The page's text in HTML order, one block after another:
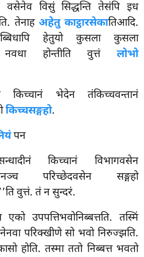
विसुं सिद्धन्ति तेसंपि इध
तेनाह अहेतु काट्ठारसेकातिआदि.
हेतुयो कुसला कुसला
नवधा होन्तीति वुत्तं लोभो
किच्चानं भेदेन तंकिच्चवन्तानं
किच्चसङ्गहो.
पन
किच्चानं विभागवसेन
परिच्छेदवसेन सङ्गहो
वुत्तं. तं न सुन्दरं.
उपपत्तिभवोनिब्बत्तति. तस्मिं
परिक्खीणे सो भवो निरुज्झति.
होति. तस्मा ततो निब्बत्त भवतो